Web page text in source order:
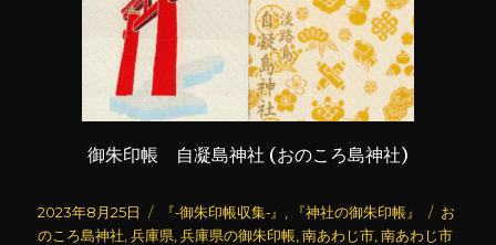
御朱印帳 自凝島神社 (おのころ島神社)
投
稿
2023年8月25日
カ
テ
『‐御朱印帳収集‐』 『神社の御朱印帳』
タ
グ
お
のころ島神社 ,兵庫県 ,兵庫県の御朱印帳 ,南あわじ市 ,南あわじ市